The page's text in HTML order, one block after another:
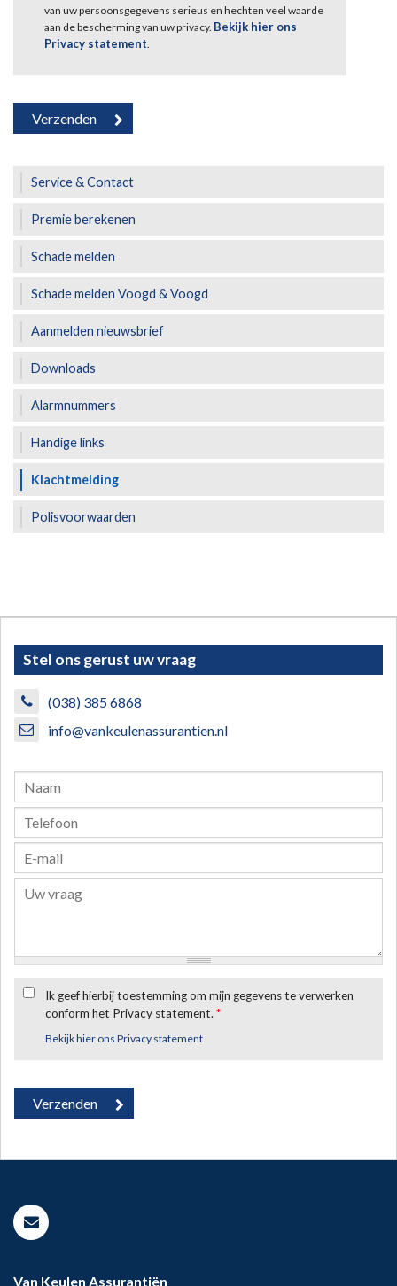
van uw persoonsgegevens serieus en hechten veel waarde
aan de bescherming van uw privacy. Bekijk hier ons
Privacy statement.
Service & Contact
Premie berekenen
Schade melden
Schade melden Voogd & Voogd
Aanmelden nieuwsbrief
Downloads
Alarmnummers
Handige links
Klachtmelding
Polisvoorwaarden
Stel ons gerust uw vraag
(038) 385 6868
info@vankeulenassurantien.nl
Ik geef hierbij toestemming om mijn gegevens te verwerken
conform het Privacy statement.*
Bekijk hier ons Privacy statement
Van Keulen Assurantiën